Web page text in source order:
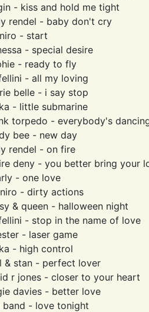
- kiss and hold me tight
rendel - baby don't cry
- start
- special desire
- ready to fly
- all my loving
belle - i say stop
- little submarine
torpedo - everybody's
bee - new day
rendel - on fire
deny - you better bring your
- one love
- dirty actions
& queen - halloween night
- stop in the name of love
- laser game
- high control
& stan - perfect lover
r jones - closer to your heart
davies - better love
band - love tonight